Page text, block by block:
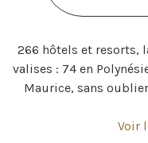
266 hôtels et resorts,
valises : 74 en
Maurice, sans
Voir